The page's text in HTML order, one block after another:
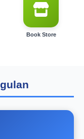
Book Store